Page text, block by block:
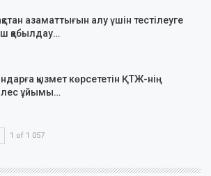
азаматтығын алу үшін тестілеуге
қабылдау…
қызмет көрсететін ҚТЖ-нің
ұйымы…
1 of 1 057